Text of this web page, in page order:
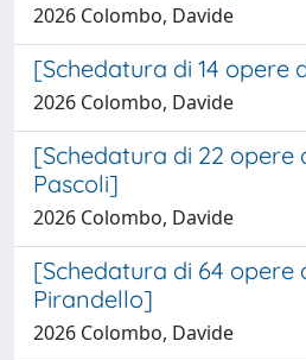
2026 Colombo, Davide
[Schedatura di 14 opere
2026 Colombo, Davide
[Schedatura di 22 opere
Pascoli]
2026 Colombo, Davide
[Schedatura di 64 opere
Pirandello]
2026 Colombo, Davide